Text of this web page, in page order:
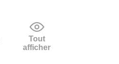
Tout
afficher